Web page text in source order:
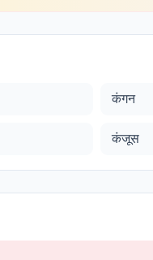
कंगन
कंजूस